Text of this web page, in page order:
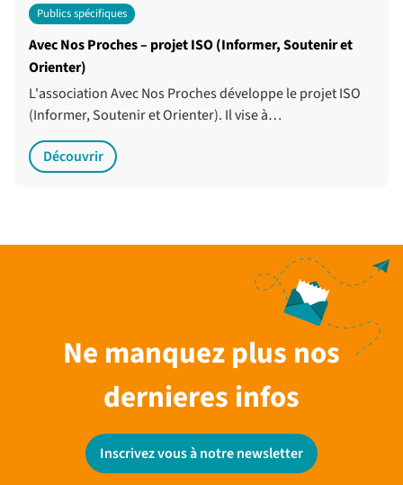
Publics spécifiques
Avec Nos Proches – projet ISO (Informer, Soutenir et
Orienter)
L'association Avec Nos Proches développe le projet ISO
(Informer, Soutenir et Orienter). Il vise à…
Découvrir
Ne manquez plus nos
dernieres infos
Inscrivez vous à notre newsletter